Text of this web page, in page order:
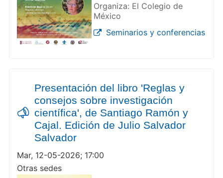
Organiza: El Colegio de
México
Seminarios y conferencias
Presentación del libro 'Reglas y
consejos sobre investigación
científica', de Santiago Ramón y
Cajal. Edición de Julio Salvador
Salvador
Mar, 12-05-2026; 17:00
Otras sedes